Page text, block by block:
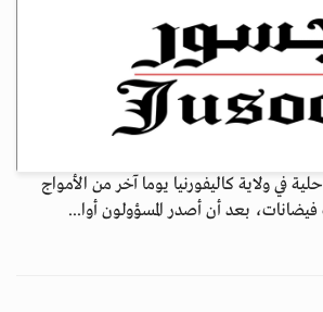
في ولاية كاليفورنيا يوما آخر من الأمواج
بعد أن أصدر المسؤولون أوا...